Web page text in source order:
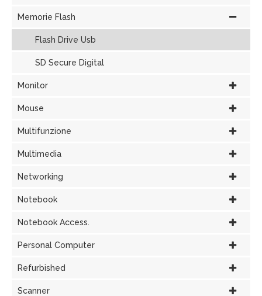
Memorie Flash
Flash Drive Usb
SD Secure Digital
Monitor
Mouse
Multifunzione
Multimedia
Networking
Notebook
Notebook Access.
Personal Computer
Refurbished
Scanner